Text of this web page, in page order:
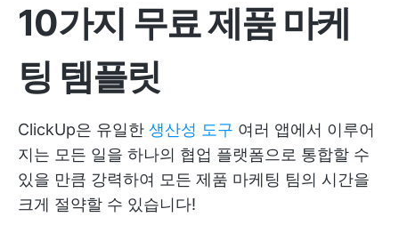
10가지 무료 제품 마케
팅 템플릿
ClickUp은 유일한 생산성 도구 여러 앱에서 이루어
지는 모든 일을 하나의 협업 플랫폼으로 통합할 수
있을 만큼 강력하여 모든 제품 마케팅 팀의 시간을
크게 절약할 수 있습니다!